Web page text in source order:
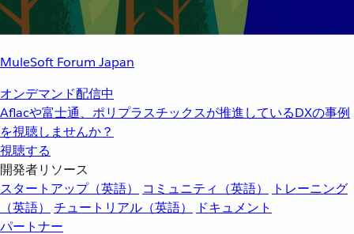
MuleSoft Forum Japan
オンデマンド配信中
Aflacや富士通、ポリプラスチックスが推進しているDXの事例
を視聴しませんか？
視聴する
開発者リソース
スタートアップ（英語）
コミュニティ（英語）
トレーニング
（英語）
チュートリアル（英語）
ドキュメント
パートナー